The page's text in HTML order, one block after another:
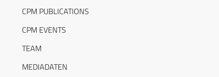
CPM PUBLICATIONS
CPM EVENTS
TEAM
MEDIADATEN